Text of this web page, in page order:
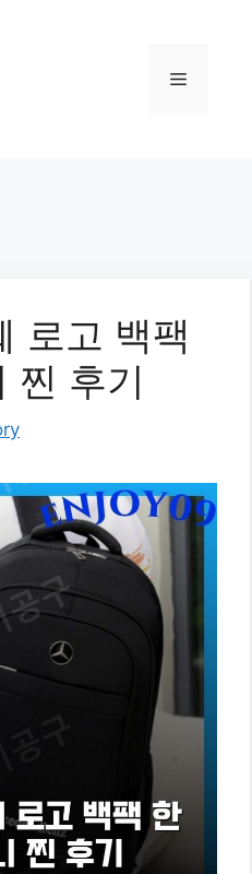
메
로고 백팩
찐 후기